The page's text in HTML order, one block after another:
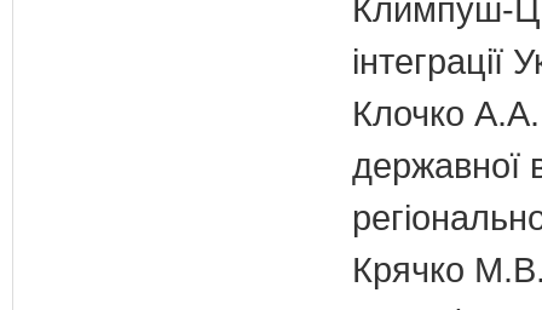
Климпуш-
Клочко А.А.
державної
Крячко